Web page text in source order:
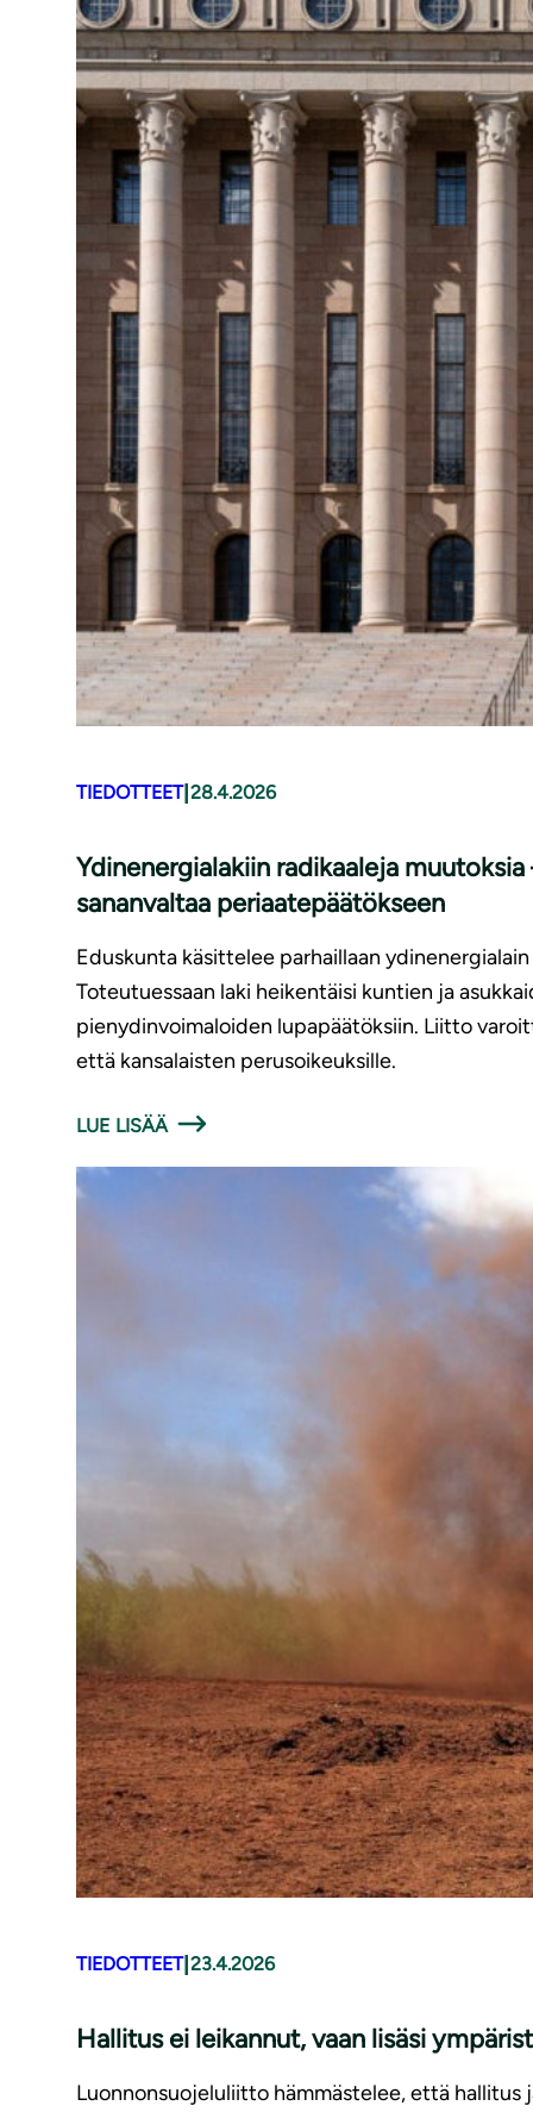
TIEDOTTEET| 28.4.2026
Ydinenergialakiin radikaaleja
sananvaltaa periaatepäätökseen
Eduskunta käsittelee parhaillaan
Toteutuessaan laki heikentäisi kuntien ja
pienydinvoimaloiden lupapäätöksiin. Liitto
että kansalaisten perusoikeuksille.
LUE LISÄÄ
TIEDOTTEET| 23.4.2026
Hallitus ei leikannut, vaan lisäsi
Luonnonsuojeluliitto hämmästelee, että